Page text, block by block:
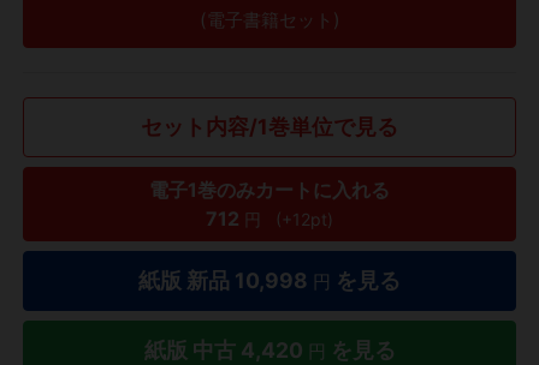
(電子書籍セット)
セット内容/1巻単位で見る
電子1巻のみカートに入れる
712 円 (+12pt)
紙版 新品 10,998 円 を見る
紙版 中古 4,420 円 を見る